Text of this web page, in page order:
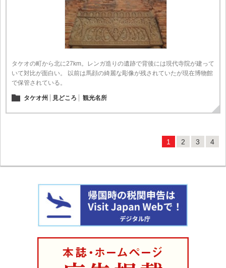
タケオの町から北に27km。レンガ造りの遺跡で背後には現代寺院が建って
いて対比が面白い。 以前は馬顔の綺麗な彫像が残されていたが現在博物館
で保管されている。
タケオ州 見どころ 観光名所
1 2 3 4